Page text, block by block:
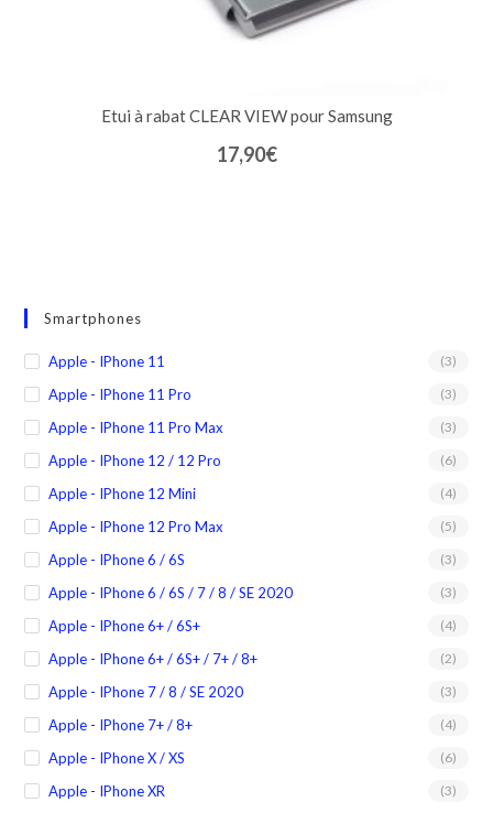
Etui à rabat CLEAR VIEW pour Samsung
17,90€
Smartphones
Apple - IPhone 11 (3)
Apple - IPhone 11 Pro (3)
Apple - IPhone 11 Pro Max (3)
Apple - IPhone 12 / 12 Pro (6)
Apple - IPhone 12 Mini (4)
Apple - IPhone 12 Pro Max (5)
Apple - IPhone 6 / 6S (3)
Apple - IPhone 6 / 6S / 7 / 8 / SE 2020 (3)
Apple - IPhone 6+ / 6S+ (4)
Apple - IPhone 6+ / 6S+ / 7+ / 8+ (2)
Apple - IPhone 7 / 8 / SE 2020 (3)
Apple - IPhone 7+ / 8+ (4)
Apple - IPhone X / XS (6)
Apple - IPhone XR (3)